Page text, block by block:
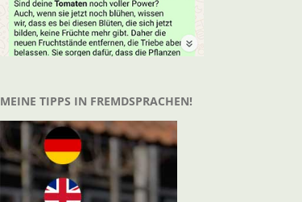
MEINE TIPPS IN FREMDSPRACHEN!